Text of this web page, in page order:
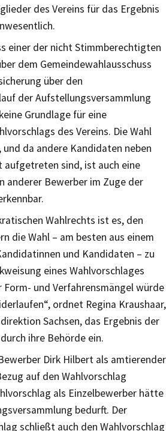
des Vereins für das Ergebnis
einer der nicht Stimmberechtigten
dem Gemeindewahlausschuss
über den
der Aufstellungsversammlung
Grundlage für eine
des Vereins. Die Wahl
da andere Kandidaten neben
sind, ist auch eine
anderer Bewerber im Zuge der
Wahlrechts ist es, den
die Wahl – am besten aus einem
und Kandidaten – zu
eines Wahlvorschlages
und Verfahrensmängel würde
ordnet Regina Kraushaar,
Sachsen, das Ergebnis der
ihre Behörde ein.
Dirk Hilbert als amtierender
auf den Wahlvorschlag
als Einzelbewerber hätte
bedurft. Der
schließt auch den Wahlvorschlag